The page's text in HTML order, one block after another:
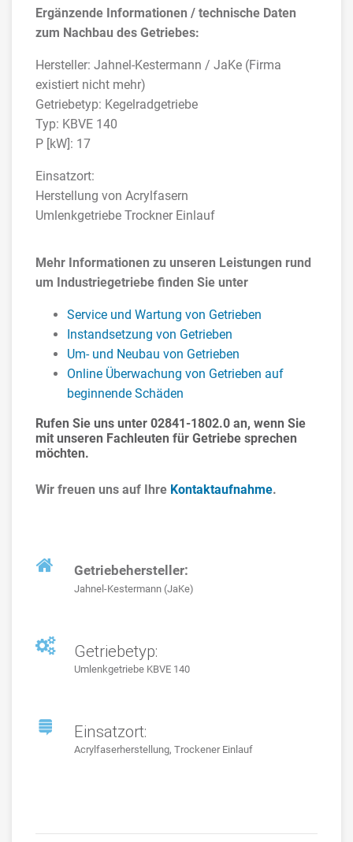
Ergänzende Informationen / technische Daten
zum Nachbau des Getriebes:
Hersteller: Jahnel-Kestermann / JaKe (Firma
existiert nicht mehr)
Getriebetyp: Kegelradgetriebe
Typ: KBVE 140
P [kW]: 17
Einsatzort:
Herstellung von Acrylfasern
Umlenkgetriebe Trockner Einlauf
Mehr Informationen zu unseren Leistungen rund
um Industriegetriebe finden Sie unter
Service und Wartung von Getrieben
Instandsetzung von Getrieben
Um- und Neubau von Getrieben
Online Überwachung von Getrieben auf
beginnende Schäden
Rufen Sie uns unter 02841-1802.0 an, wenn Sie
mit unseren Fachleuten für Getriebe sprechen
möchten.
Wir freuen uns auf Ihre Kontaktaufnahme.
Getriebehersteller:
Jahnel-Kestermann (JaKe)
Getriebetyp:
Umlenkgetriebe KBVE 140
Einsatzort:
Acrylfaserherstellung, Trockener Einlauf